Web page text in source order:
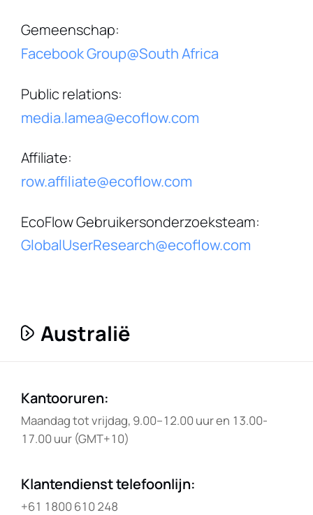
Gemeenschap:
Facebook Group@South Africa
Public relations:
media.lamea@ecoflow.com
Affiliate:
row.affiliate@ecoflow.com
EcoFlow Gebruikersonderzoeksteam:
GlobalUserResearch@ecoflow.com
Australië
Kantooruren:
Maandag tot vrijdag, 9.00–12.00 uur en 13.00-
17.00 uur (GMT+10)
Klantendienst telefoonlijn:
+61 1800 610 248